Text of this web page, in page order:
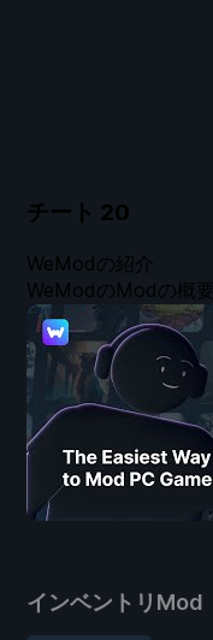
チート 20
インベントリMod
WeModの紹介
WeModのModの概要